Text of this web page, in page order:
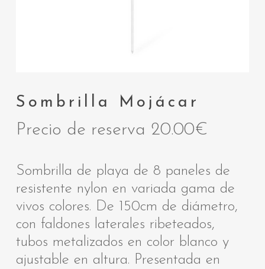
Sombrilla Mojácar
Precio de reserva 20.00€
Sombrilla de playa de 8 paneles de
resistente nylon en variada gama de
vivos colores. De 150cm de diámetro,
con faldones laterales ribeteados,
tubos metalizados en color blanco y
ajustable en altura. Presentada en